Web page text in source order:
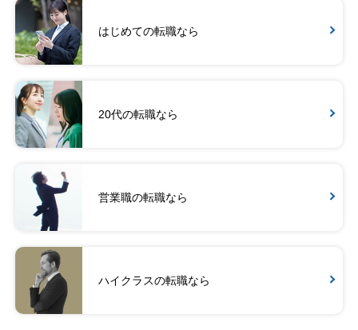
はじめての転職なら
20代の転職なら
営業職の転職なら
ハイクラスの転職なら